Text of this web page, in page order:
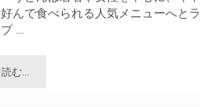
んで食べられる人気メニューへとラ
…
む…
町家 京都四条くをんで名物のかしわキー